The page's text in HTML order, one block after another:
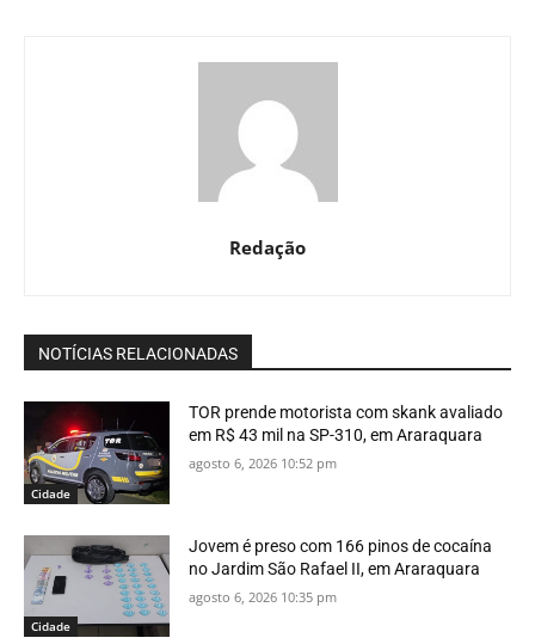
Redação
NOTÍCIAS RELACIONADAS
Cidade
TOR prende motorista com skank avaliado
em R$ 43 mil na SP-310, em Araraquara
agosto 6, 2026 10:52 pm
Cidade
Jovem é preso com 166 pinos de cocaína
no Jardim São Rafael II, em Araraquara
agosto 6, 2026 10:35 pm